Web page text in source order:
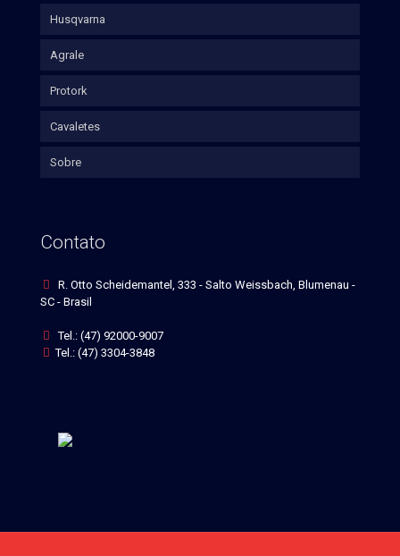
Husqvarna
Agrale
Protork
Cavaletes
Sobre
Contato
R. Otto Scheidemantel, 333 - Salto Weissbach, Blumenau -
SC - Brasil
Tel.: (47) 92000-9007
Tel.: (47) 3304-3848